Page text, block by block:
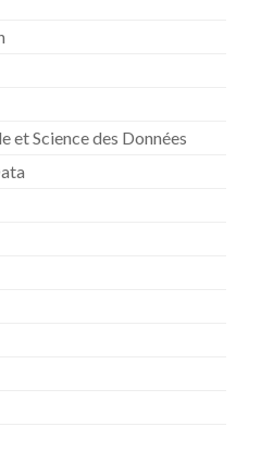
Science des Données